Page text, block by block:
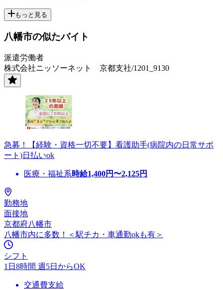
もっと見る
八幡市の似たバイト
派遣労働者
株式会社ニッソーネット 京都支社/1201_9130
急募！【経験・資格一切不要】看護助手(病院内の日常サポ
ート)日払いok
医療・福祉系時給1,400円〜2,125円
勤務地
面接地
京都府八幡市
八幡市内に多数！＜駅チカ・車通勤okも有＞
シフト
1日8時間 週5日からOK
交通費支給